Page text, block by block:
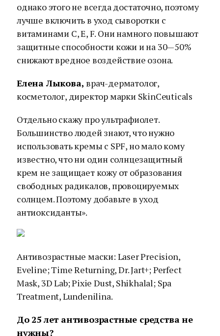
однако этого не всегда достаточно, поэтому
лучше включить в уход сыворотки с
витаминами С, Е, F. Они намного повышают
защитные способности кожи и на 30—50%
снижают вредное воздействие озона.
Елена Лыкова, врач-дерматолог,
косметолог, директор марки SkinCeuticals
Отдельно скажу про ультрафиолет.
Большинство людей знают, что нужно
использовать кремы с SPF, но мало кому
известно, что ни один солнцезащитный
крем не защищает кожу от образования
свободных радикалов, провоцируемых
солнцем. Поэтому добавьте в уход
антиоксиданты».
Антивозрастные маски: Laser Precision,
Eveline; Time Returning, Dr. Jart+; Perfect
Mask, 3D Lab; Pixie Dust, Shikhalal; Spa
Treatment, Lundenilina.
До 25 лет антивозрастные средства не
нужны?